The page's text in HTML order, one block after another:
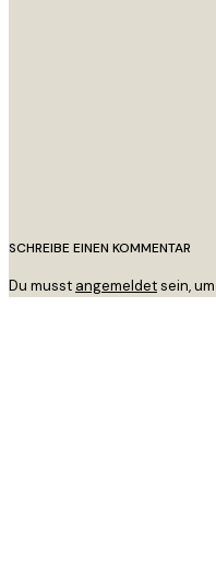
SCHREIBE EINEN KOMMENTAR
Du musst angemeldetsein,